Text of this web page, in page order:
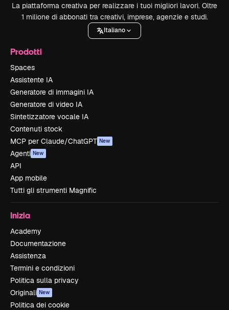
La piattaforma creativa per realizzare i tuoi migliori lavori. Oltre
1 milione di abbonati tra creativi, imprese, agenzie e studi.
Italiano
Prodotti
Spaces
Assistente IA
Generatore di immagini IA
Generatore di video IA
Sintetizzatore vocale IA
Contenuti stock
MCP per Claude/ChatGPT New
Agenti New
API
App mobile
Tutti gli strumenti Magnific
Inizia
Academy
Documentazione
Assistenza
Termini e condizioni
Politica sulla privacy
Originali New
Politica dei cookie